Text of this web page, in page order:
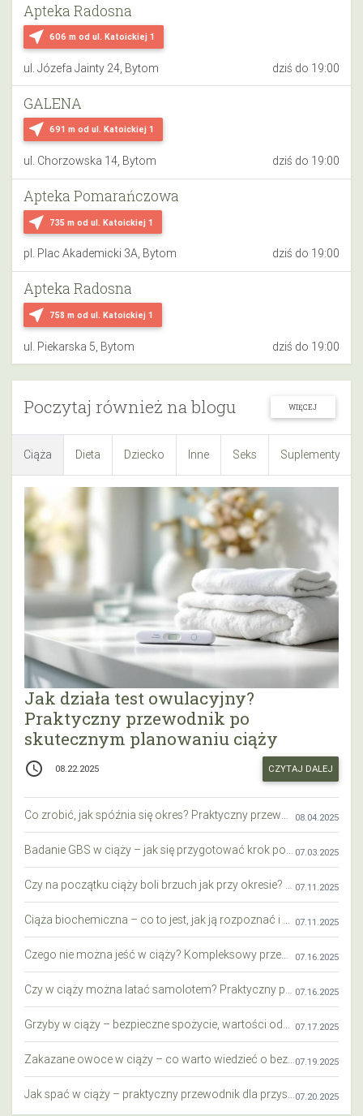
near_me 606 m od ul. Katoickiej 1
Apteka Radosna
ul. Józefa Jainty 24, Bytom dziś do 19:00
near_me 691 m od ul. Katoickiej 1
GALENA
ul. Chorzowska 14, Bytom dziś do 19:00
near_me 735 m od ul. Katoickiej 1
Apteka Pomarańczowa
pl. Plac Akademicki 3A, Bytom dziś do 19:00
near_me 758 m od ul. Katoickiej 1
Apteka Radosna
ul. Piekarska 5, Bytom dziś do 19:00
Poczytaj również na blogu WIĘCEJ
Ciąża Dieta Dziecko Inne Seks Suplementy
Jak działa test owulacyjny?
Praktyczny przewodnik po
skutecznym planowaniu ciąży
access_time 08.22.2025 CZYTAJ DALEJ
08.04.2025
07.03.2025
07.11.2025
07.11.2025
07.16.2025
07.16.2025
07.17.2025
07.19.2025
07.20.2025